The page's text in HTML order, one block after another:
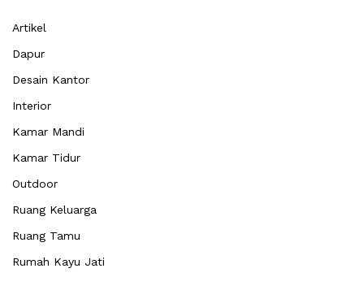
Artikel
Dapur
Desain Kantor
Interior
Kamar Mandi
Kamar Tidur
Outdoor
Ruang Keluarga
Ruang Tamu
Rumah Kayu Jati